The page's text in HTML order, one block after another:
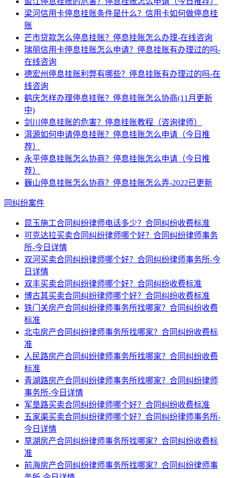
梁河信用卡停息挂账条件是什么？信用卡如何做停息挂
账
芒市贷款怎么停息挂账？停息挂账怎么办理-在线咨询
瑞丽信用卡停息挂账怎么申请？停息挂账有办理过的吗-
在线咨询
德宏州停息挂账利弊有哪些？停息挂账有办理过的吗-在
线咨询
鹤庆怎样办理停息挂账？停息挂账怎么协商(11月更新
中)
剑川停息挂账的危害？停息挂账教程（咨询律师）
洱源如何申请停息挂账？停息挂账怎么申请（今日推
荐）
永平停息挂账怎么协商？停息挂账怎么申请（今日推
荐）
巍山停息挂账怎么协商？停息挂账怎么弄-2022已更新
同纠纷案件
昆玉施工合同纠纷律师电话多少？合同纠纷收费标准
可克达拉买卖合同纠纷律师哪个好？合同纠纷律师事务
所-今日详情
双河买卖合同纠纷律师哪个好？合同纠纷律师事务所-今
日详情
双丰买卖合同纠纷律师哪个好？合同纠纷收费标准
博古其买卖合同纠纷律师哪个好？合同纠纷收费标准
铁门关房产合同纠纷律师事务所找哪家？合同纠纷收费
标准
北屯房产合同纠纷律师事务所找哪家？合同纠纷收费标
准
人民路房产合同纠纷律师事务所找哪家？合同纠纷收费
标准
青湖路房产合同纠纷律师事务所找哪家？合同纠纷律师
事务所-今日详情
军垦路买卖合同纠纷律师哪个好？合同纠纷收费标准
五家渠买卖合同纠纷律师哪个好？合同纠纷律师事务所-
今日详情
草湖房产合同纠纷律师事务所找哪家？合同纠纷收费标
准
前海房产合同纠纷律师事务所找哪家？合同纠纷律师事